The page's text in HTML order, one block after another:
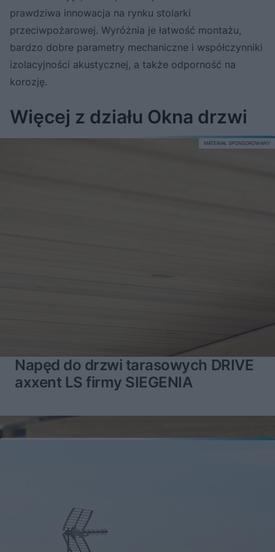
prawdziwa innowacja na rynku stolarki
przeciwpożarowej. Wyróżnia je łatwość montażu,
bardzo dobre parametry mechaniczne i współczynniki
izolacyjności akustycznej, a także odporność na
korozję.
Więcej z działu Okna drzwi
Napęd do drzwi tarasowych DRIVE
axxent LS firmy SIEGENIA
MATERIAŁ SPONSOROWANY